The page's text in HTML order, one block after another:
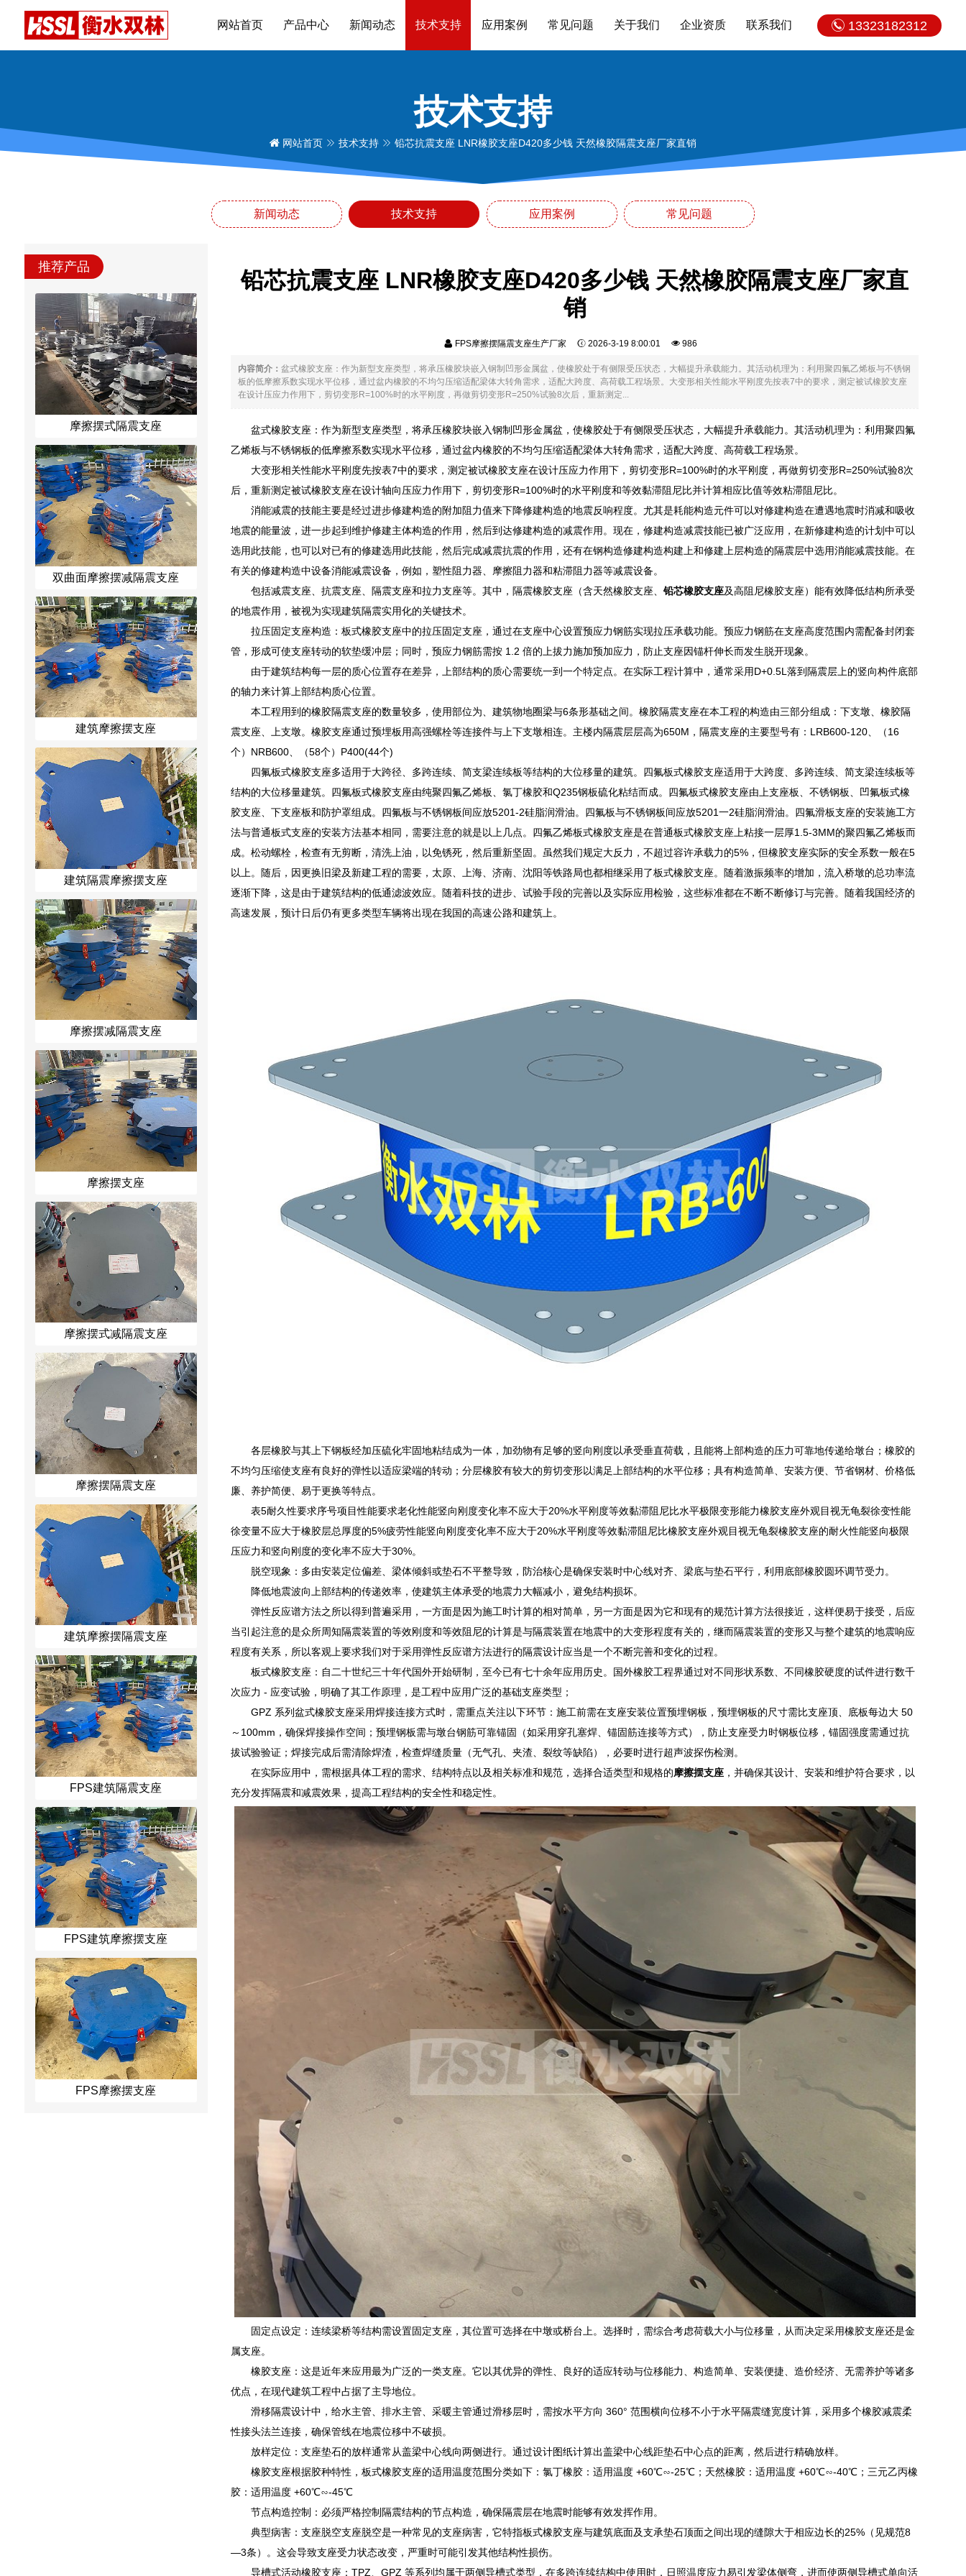
13323182312
网站首页 产品中心 新闻动态 技术支持 应用案例 常见问题 关于我们 企业资质 联系我们
技术支持
网站首页 技术支持 铅芯抗震支座 LNR橡胶支座D420多少钱 天然橡胶隔震支座厂家直销
新闻动态 技术支持 应用案例 常见问题
推荐产品
摩擦摆式隔震支座
双曲面摩擦摆减隔震支座
建筑摩擦摆支座
建筑隔震摩擦摆支座
摩擦摆减隔震支座
摩擦摆支座
摩擦摆式减隔震支座
摩擦摆隔震支座
建筑摩擦摆隔震支座
FPS建筑隔震支座
FPS建筑摩擦摆支座
FPS摩擦摆支座
铅芯抗震支座 LNR橡胶支座D420多少钱 天然橡胶隔震支座厂家直
销
FPS摩擦摆隔震支座生产厂家 2026-3-19 8:00:01 986
内容简介： 盆式橡胶支座：作为新型支座类型，将承压橡胶块嵌入钢制凹形金属盆，使橡胶处于有侧限受压状态，大幅提升承载能力。其活动机理为：利用聚四氟乙烯板与不锈钢
板的低摩擦系数实现水平位移，通过盆内橡胶的不均匀压缩适配梁体大转角需求，适配大跨度、高荷载工程场景。大变形相关性能水平刚度先按表7中的要求，测定被试橡胶支座
在设计压应力作用下，剪切变形R=100%时的水平刚度，再做剪切变形R=250%试验8次后，重新测定...
盆式橡胶支座：作为新型支座类型，将承压橡胶块嵌入钢制凹形金属盆，使橡胶处于有侧限受压状态，大幅提升承载能力。其活动机理为：利用聚四氟
乙烯板与不锈钢板的低摩擦系数实现水平位移，通过盆内橡胶的不均匀压缩适配梁体大转角需求，适配大跨度、高荷载工程场景。
大变形相关性能水平刚度先按表7中的要求，测定被试橡胶支座在设计压应力作用下，剪切变形R=100%时的水平刚度，再做剪切变形R=250%试验8次
后，重新测定被试橡胶支座在设计轴向压应力作用下，剪切变形R=100%时的水平刚度和等效黏滞阻尼比并计算相应比值等效粘滞阻尼比。
消能减震的技能主要是经过进步修建构造的附加阻力值来下降修建构造的地震反响程度。尤其是耗能构造元件可以对修建构造在遭遇地震时消减和吸收
地震的能量波，进一步起到维护修建主体构造的作用，然后到达修建构造的减震作用。现在，修建构造减震技能已被广泛应用，在新修建构造的计划中可以
选用此技能，也可以对已有的修建选用此技能，然后完成减震抗震的作用，还有在钢构造修建构造构建上和修建上层构造的隔震层中选用消能减震技能。在
有关的修建构造中设备消能减震设备，例如，塑性阻力器、摩擦阻力器和粘滞阻力器等减震设备。
包括减震支座、抗震支座、隔震支座和拉力支座等。其中，隔震橡胶支座（含天然橡胶支座、 铅芯橡胶支座及高阻尼橡胶支座）能有效降低结构所承受
的地震作用，被视为实现建筑隔震实用化的关键技术。
拉压固定支座构造：板式橡胶支座中的拉压固定支座，通过在支座中心设置预应力钢筋实现拉压承载功能。预应力钢筋在支座高度范围内需配备封闭套
管，形成可使支座转动的软垫缓冲层；同时，预应力钢筋需按 1.2 倍的上拔力施加预加应力，防止支座因锚杆伸长而发生脱开现象。
由于建筑结构每一层的质心位置存在差异，上部结构的质心需要统一到一个特定点。在实际工程计算中，通常采用D+0.5L落到隔震层上的竖向构件底部
的轴力来计算上部结构质心位置。
本工程用到的橡胶隔震支座的数量较多，使用部位为、建筑物地圈梁与6条形基础之间。橡胶隔震支座在本工程的构造由三部分组成：下支墩、橡胶隔
震支座、上支墩。橡胶支座通过预埋板用高强螺栓等连接件与上下支墩相连。主楼内隔震层层高为650M，隔震支座的主要型号有：LRB600-120、（16
个）NRB600、（58个）P400(44个)
四氟板式橡胶支座多适用于大跨径、多跨连续、简支梁连续板等结构的大位移量的建筑。四氟板式橡胶支座适用于大跨度、多跨连续、简支梁连续板等
结构的大位移量建筑。四氟板式橡胶支座由纯聚四氟乙烯板、氯丁橡胶和Q235钢板硫化粘结而成。四氟板式橡胶支座由上支座板、不锈钢板、凹氟板式橡
胶支座、下支座板和防护罩组成。四氟板与不锈钢板间应放5201-2硅脂润滑油。四氟板与不锈钢板间应放5201一2硅脂润滑油。四氟滑板支座的安装施工方
法与普通板式支座的安装方法基本相同，需要注意的就是以上几点。四氟乙烯板式橡胶支座是在普通板式橡胶支座上粘接一层厚1.5-3MM的聚四氟乙烯板而
成。松动螺栓，检查有无剪断，清洗上油，以免锈死，然后重新坚固。虽然我们规定大反力，不超过容许承载力的5%，但橡胶支座实际的安全系数一般在5
以上。随后，因更换旧梁及新建工程的需要，太原、上海、济南、沈阳等铁路局也都相继采用了板式橡胶支座。随着激振频率的增加，流入桥墩的总功率流
逐渐下降，这是由于建筑结构的低通滤波效应。随着科技的进步、试验手段的完善以及实际应用检验，这些标准都在不断不断修订与完善。随着我国经济的
高速发展，预计日后仍有更多类型车辆将出现在我国的高速公路和建筑上。
各层橡胶与其上下钢板经加压硫化牢固地粘结成为一体，加劲物有足够的竖向刚度以承受垂直荷载，且能将上部构造的压力可靠地传递给墩台；橡胶的
不均匀压缩使支座有良好的弹性以适应梁端的转动；分层橡胶有较大的剪切变形以满足上部结构的水平位移；具有构造简单、安装方便、节省钢材、价格低
廉、养护简便、易于更换等特点。
表5耐久性要求序号项目性能要求老化性能竖向刚度变化率不应大于20%水平刚度等效黏滞阻尼比水平极限变形能力橡胶支座外观目视无龟裂徐变性能
徐变量不应大于橡胶层总厚度的5%疲劳性能竖向刚度变化率不应大于20%水平刚度等效黏滞阻尼比橡胶支座外观目视无龟裂橡胶支座的耐火性能竖向极限
压应力和竖向刚度的变化率不应大于30%。
脱空现象：多由安装定位偏差、梁体倾斜或垫石不平整导致，防治核心是确保安装时中心线对齐、梁底与垫石平行，利用底部橡胶圆环调节受力。
降低地震波向上部结构的传递效率，使建筑主体承受的地震力大幅减小，避免结构损坏。
弹性反应谱方法之所以得到普遍采用，一方面是因为施工时计算的相对简单，另一方面是因为它和现有的规范计算方法很接近，这样便易于接受，后应
当引起注意的是众所周知隔震装置的等效刚度和等效阻尼的计算是与隔震装置在地震中的大变形程度有关的，继而隔震装置的变形又与整个建筑的地震响应
程度有关系，所以客观上要求我们对于采用弹性反应谱方法进行的隔震设计应当是一个不断完善和变化的过程。
板式橡胶支座：自二十世纪三十年代国外开始研制，至今已有七十余年应用历史。国外橡胶工程界通过对不同形状系数、不同橡胶硬度的试件进行数千
次应力 - 应变试验，明确了其工作原理，是工程中应用广泛的基础支座类型；
GPZ 系列盆式橡胶支座采用焊接连接方式时，需重点关注以下环节：施工前需在支座安装位置预埋钢板，预埋钢板的尺寸需比支座顶、底板每边大 50
～100mm，确保焊接操作空间；预埋钢板需与墩台钢筋可靠锚固（如采用穿孔塞焊、锚固筋连接等方式），防止支座受力时钢板位移，锚固强度需通过抗
拔试验验证；焊接完成后需清除焊渣，检查焊缝质量（无气孔、夹渣、裂纹等缺陷），必要时进行超声波探伤检测。
在实际应用中，需根据具体工程的需求、结构特点以及相关标准和规范，选择合适类型和规格的摩擦摆支座，并确保其设计、安装和维护符合要求，以
充分发挥隔震和减震效果，提高工程结构的安全性和稳定性。
固定点设定：连续梁桥等结构需设置固定支座，其位置可选择在中墩或桥台上。选择时，需综合考虑荷载大小与位移量，从而决定采用橡胶支座还是金
属支座。
橡胶支座：这是近年来应用最为广泛的一类支座。它以其优异的弹性、良好的适应转动与位移能力、构造简单、安装便捷、造价经济、无需养护等诸多
优点，在现代建筑工程中占据了主导地位。
滑移隔震设计中，给水主管、排水主管、采暖主管通过滑移层时，需按水平方向 360° 范围横向位移不小于水平隔震缝宽度计算，采用多个橡胶减震柔
性接头法兰连接，确保管线在地震位移中不破损。
放样定位：支座垫石的放样通常从盖梁中心线向两侧进行。通过设计图纸计算出盖梁中心线距垫石中心点的距离，然后进行精确放样。
橡胶支座根据胶种特性，板式橡胶支座的适用温度范围分类如下：氯丁橡胶：适用温度 +60℃∽-25℃；天然橡胶：适用温度 +60℃∽-40℃；三元乙丙橡
胶：适用温度 +60℃∽-45℃
节点构造控制：必须严格控制隔震结构的节点构造，确保隔震层在地震时能够有效发挥作用。
典型病害：支座脱空支座脱空是一种常见的支座病害，它特指板式橡胶支座与建筑底面及支承垫石顶面之间出现的缝隙大于相应边长的25%（见规范8
—3条）。这会导致支座受力状态改变，严重时可能引发其他结构性损伤。
导槽式活动橡胶支座：TPZ、GPZ 等系列均属于两侧导槽式类型，在多跨连续结构中使用时，日照温度应力易引发梁体侧弯，进而使两侧导槽式单向活